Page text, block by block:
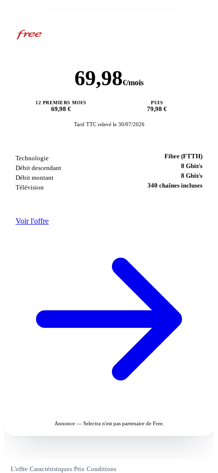
69,98€/mois
12 PREMIERS MOIS
69,98 €
PUIS
79,98 €
Tarif TTC relevé le 30/07/2026
Technologie
Fibre (FTTH)
Débit descendant
8 Gbit/s
Débit montant
8 Gbit/s
Télévision
340 chaînes incluses
Voir l'offre
Annonce — Selectra n'est pas partenaire de Free.
L'offre Caractéristiques Prix Conditions